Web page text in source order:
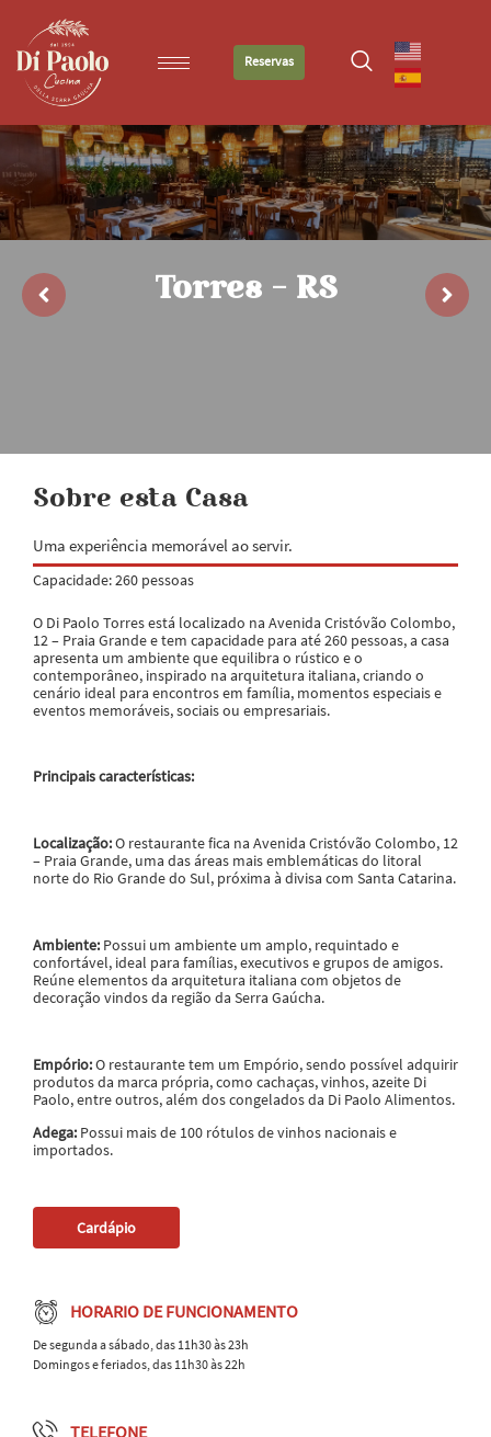
Reservas
Torres - RS
Sobre esta Casa
Uma experiência memorável ao servir.
Capacidade: 260 pessoas
O Di Paolo Torres está localizado na Avenida Cristóvão Colombo,
12 – Praia Grande e tem capacidade para até 260 pessoas, a casa
apresenta um ambiente que equilibra o rústico e o
contemporâneo, inspirado na arquitetura italiana, criando o
cenário ideal para encontros em família, momentos especiais e
eventos memoráveis, sociais ou empresariais.
Principais características:
Localização:O restaurante fica na Avenida Cristóvão Colombo, 12
– Praia Grande, uma das áreas mais emblemáticas do litoral
norte do Rio Grande do Sul, próxima à divisa com Santa Catarina.
Ambiente: Possui um ambiente um amplo, requintado e
confortável, ideal para famílias, executivos e grupos de amigos.
Reúne elementos da arquitetura italiana com objetos de
decoração vindos da região da Serra Gaúcha.
Empório:O restaurante tem um Empório, sendo possível adquirir
produtos da marca própria, como cachaças, vinhos, azeite Di
Paolo, entre outros, além dos congelados da Di Paolo Alimentos.
Adega: Possui mais de 100 rótulos de vinhos nacionais e
importados.
Cardápio
HORARIO DE FUNCIONAMENTO
De segunda a sábado, das 11h30 às 23h
Domingos e feriados, das 11h30 às 22h
TELEFONE